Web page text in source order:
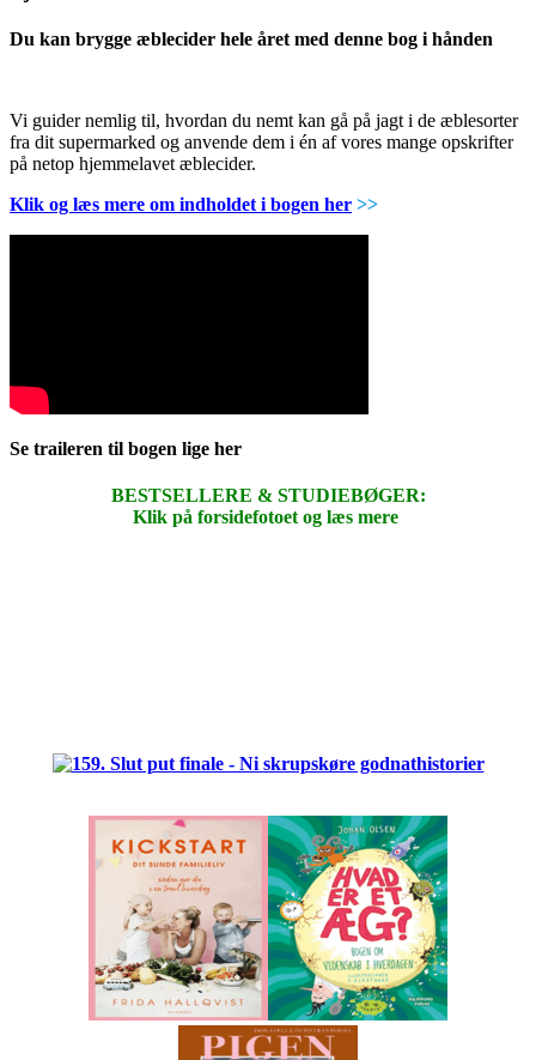
Du kan brygge æblecider hele året med denne bog i hånden
Vi guider nemlig til, hvordan du nemt kan gå på jagt i de æblesorter
fra dit supermarked og anvende dem i én af vores mange opskrifter
på netop hjemmelavet æblecider.
Klik og læs mere om indholdet i bogen her >>
Se traileren til bogen lige her
BESTSELLERE & STUDIEBØGER:
Klik på forsidefotoet og læs mere